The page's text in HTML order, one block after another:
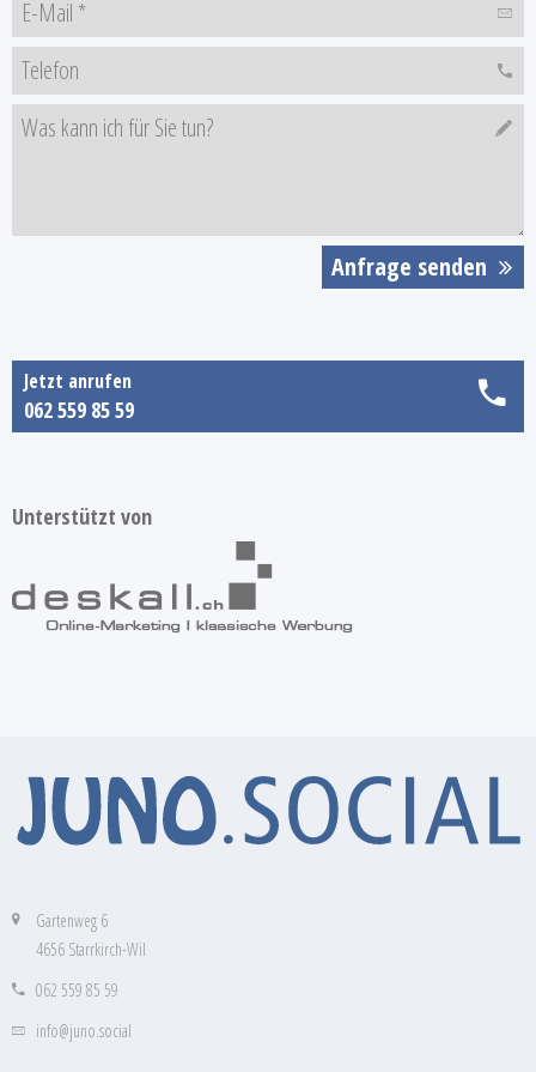
Anfrage senden
Jetzt anrufen
062 559 85 59
Unterstützt von
Gartenweg 6
4656 Starrkirch-Wil
062 559 85 59
info@juno.social